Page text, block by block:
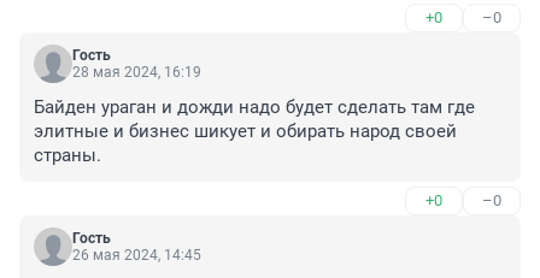
+0 –0
Гость
28 мая 2024, 16:19
Байден ураган и дожди надо будет сделать там где
элитные и бизнес шикует и обирать народ своей
страны.
+0 –0
Гость
26 мая 2024, 14:45